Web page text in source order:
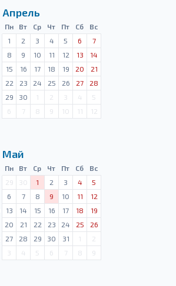
Апрель
Пн Вт Ср Чт Пт Сб
Вс
1 2 3 4 5 6
7
8 9 10 11 12 13
14
15 16 17 18 19 20
21
22 23 24 25 26 27
28
29 30 1 2 3 4
5
6 7 8 9 10 11 12
Май
Пн Вт Ср Чт Пт Сб
Вс
29 30 1 2 3 4
5
6 7 8 9 10 11
12
13 14 15 16 17 18
19
20 21 22 23 24 25
26
27 28 29 30 31 1
2
3 4 5 6 7 8 9